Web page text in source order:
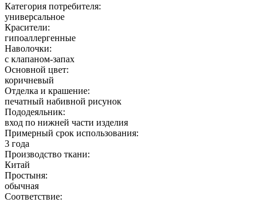
Категория потребителя:
универсальное
Красители:
гипоаллергенные
Наволочки:
с клапаном-запах
Основной цвет:
коричневый
Отделка и крашение:
печатный набивной рисунок
Пододеяльник:
вход по нижней части изделия
Примерный срок использования:
3 года
Производство ткани:
Китай
Простыня:
обычная
Соответствие: